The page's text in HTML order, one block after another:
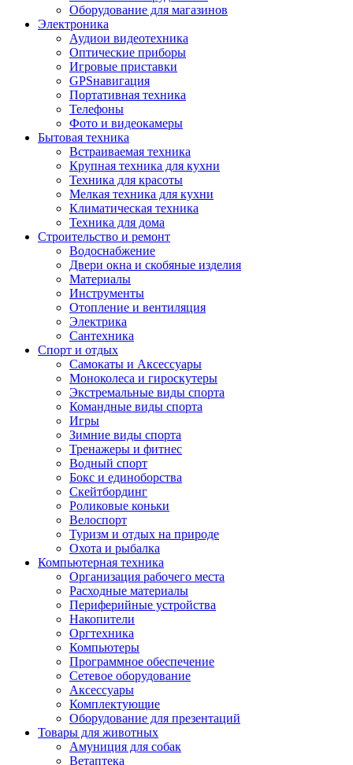
Оборудование для магазинов
Электроника
Аудиои видеотехника
Оптические приборы
Игровые приставки
GPSнавигация
Портативная техника
Телефоны
Фото и видеокамеры
Бытовая техника
Встраиваемая техника
Крупная техника для кухни
Техника для красоты
Мелкая техника для кухни
Климатическая техника
Техника для дома
Строительство и ремонт
Водоснабжение
Двери окна и скобяные изделия
Материалы
Инструменты
Отопление и вентиляция
Электрика
Сантехника
Спорт и отдых
Самокаты и Аксессуары
Моноколеса и гироскутеры
Экстремальные виды спорта
Командные виды спорта
Игры
Зимние виды спорта
Тренажеры и фитнес
Водный спорт
Бокс и единоборства
Скейтбординг
Роликовые коньки
Велоспорт
Туризм и отдых на природе
Охота и рыбалка
Компьютерная техника
Организация рабочего места
Расходные материалы
Периферийные устройства
Накопители
Оргтехника
Компьютеры
Программное обеспечение
Сетевое оборудование
Аксессуары
Комплектующие
Оборудование для презентаций
Товары для животных
Амуниция для собак
Ветаптека